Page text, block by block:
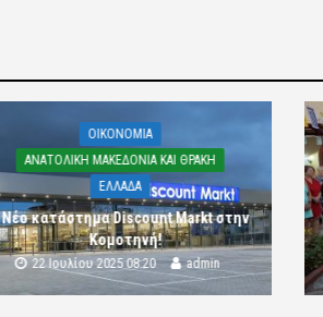
OIKONOMIA
ΑΝΑΤΟΛΙΚΗ ΜΑΚΕΔΟΝΙΑ ΚΑΙ ΘΡΑΚΗ
ΕΛΛΑΔΑ
Νέο κατάστημα Discount Markt στην
Κομοτηνή!
22 Ιουλίου 2025 08:20 admin